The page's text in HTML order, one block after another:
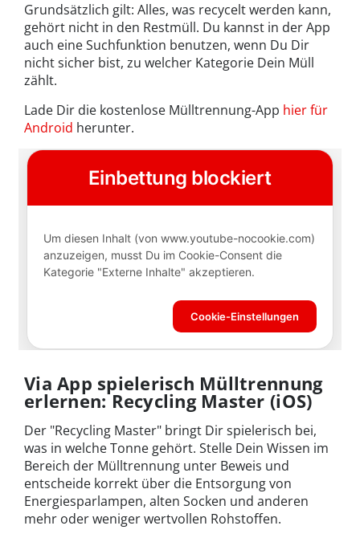
Grundsätzlich gilt: Alles, was recycelt werden kann,
gehört nicht in den Restmüll. Du kannst in der App
auch eine Suchfunktion benutzen, wenn Du Dir
nicht sicher bist, zu welcher Kategorie Dein Müll
zählt.
Lade Dir die kostenlose Mülltrennung-App hier für
Android herunter.
Via App spielerisch Mülltrennung
erlernen: Recycling Master (iOS)
Der "Recycling Master" bringt Dir spielerisch bei,
was in welche Tonne gehört. Stelle Dein Wissen im
Bereich der Mülltrennung unter Beweis und
entscheide korrekt über die Entsorgung von
Energiesparlampen, alten Socken und anderen
mehr oder weniger wertvollen Rohstoffen.